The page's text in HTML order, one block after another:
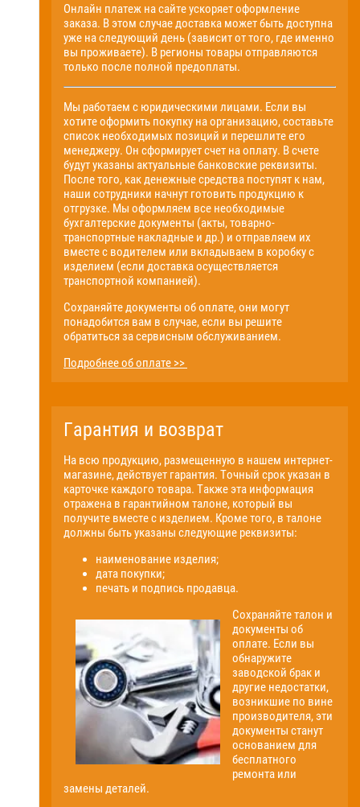
Онлайн платеж на сайте ускоряет оформление
заказа. В этом случае доставка может быть доступна
уже на следующий день (зависит от того, где именно
вы проживаете). В регионы товары отправляются
только после полной предоплаты.
Мы работаем с юридическими лицами. Если вы
хотите оформить покупку на организацию, составьте
список необходимых позиций и перешлите его
менеджеру. Он сформирует счет на оплату. В счете
будут указаны актуальные банковские реквизиты.
После того, как денежные средства поступят к нам,
наши сотрудники начнут готовить продукцию к
отгрузке. Мы оформляем все необходимые
бухгалтерские документы (акты, товарно-
транспортные накладные и др.) и отправляем их
вместе с водителем или вкладываем в коробку с
изделием (если доставка осуществляется
транспортной компанией).
Сохраняйте документы об оплате, они могут
понадобится вам в случае, если вы решите
обратиться за сервисным обслуживанием.
Подробнее об оплате >>
Гарантия и возврат
На всю продукцию, размещенную в нашем интернет-
магазине, действует гарантия. Точный срок указан в
карточке каждого товара. Также эта информация
отражена в гарантийном талоне, который вы
получите вместе с изделием. Кроме того, в талоне
должны быть указаны следующие реквизиты:
наименование изделия;
дата покупки;
печать и подпись продавца.
Сохраняйте талон и
документы об
оплате. Если вы
обнаружите
заводской брак и
другие недостатки,
возникшие по вине
производителя, эти
документы станут
основанием для
бесплатного
ремонта или
замены деталей.